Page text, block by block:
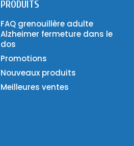
PRODUITS
FAQ grenouillère adulte
Alzheimer fermeture dans le
dos
Promotions
Nouveaux produits
Meilleures ventes